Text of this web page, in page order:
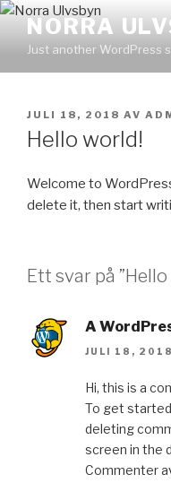
Hoppa
innehåll
NORRA
Just another WordPress
PUBLICERAT
JULI 18, 2018 AV
Hello world!
Welcome to
delete it, then start
Ett svar på
A
JULI 18,
Hi, this is a
To get
deleting
screen in the
Commenter